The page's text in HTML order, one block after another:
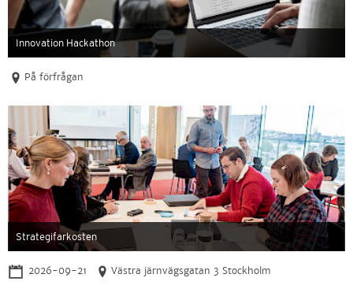
Innovation Hackathon
På förfrågan
Strategifarkosten
2026-09-21 Västra järnvägsgatan 3 Stockholm